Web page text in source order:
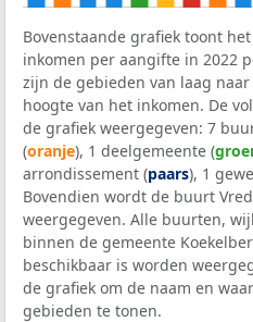
Bovenstaande grafiek toont
inkomen per aangifte in 2022
zijn de gebieden van laag
hoogte van het inkomen. De
de grafiek weergegeven: 7
(oranje), 1 deelgemeente (
arrondissement (paars), 1
Bovendien wordt de buurt
weergegeven. Alle buurten,
binnen de gemeente
beschikbaar is worden
de grafiek om de naam en
gebieden te tonen.